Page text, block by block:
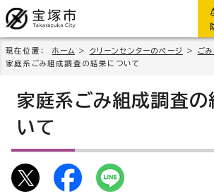
現在位置： ホーム > クリーンセンターのページ > ご
家庭系ごみ組成調査の結果について
家庭系ごみ組成調査の
いて